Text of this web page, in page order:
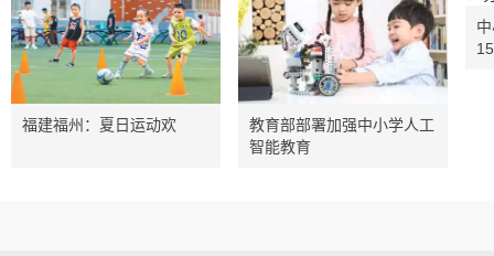
福建福州：夏日运动欢
教育部部署加强中小学人工
智能教育